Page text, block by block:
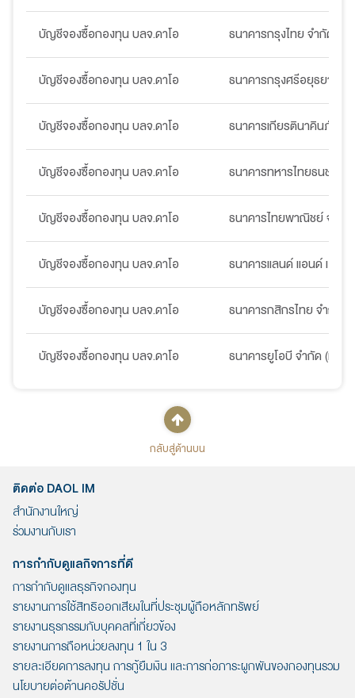
บัญชีจองซื้อกองทุน บลจ.ดาโอ ธนาคารกรุงไทย จำกัด (ม
บัญชีจองซื้อกองทุน บลจ.ดาโอ ธนาคารกรุงศรีอยุธยา จำ
บัญชีจองซื้อกองทุน บลจ.ดาโอ ธนาคารเกียรตินาคินภัทร
บัญชีจองซื้อกองทุน บลจ.ดาโอ ธนาคารทหารไทยธนชาต
บัญชีจองซื้อกองทุน บลจ.ดาโอ ธนาคารไทยพาณิชย์ จำกั
บัญชีจองซื้อกองทุน บลจ.ดาโอ ธนาคารแลนด์ แอนด์ เฮ้าส์
บัญชีจองซื้อกองทุน บลจ.ดาโอ ธนาคารกสิกรไทย จำกัด (
บัญชีจองซื้อกองทุน บลจ.ดาโอ ธนาคารยูโอบี จำกัด (มหา
กลับสู่ด้านบน
ติดต่อ DAOL IM
สำนักงานใหญ่
ร่วมงานกับเรา
การกำกับดูแลกิจการที่ดี
การกำกับดูแลธุรกิจกองทุน
รายงานการใช้สิทธิออกเสียงในที่ประชุมผู้ถือหลักทรัพย์
รายงานธุรกรรมกับบุคคลที่เกี่ยวข้อง
รายงานการถือหน่วยลงทุน 1 ใน 3
รายละเอียดการลงทุน การกู้ยืมเงิน และการก่อภาระผูกพันของกองทุนรวม
นโยบายต่อต้านคอรัปชั่น